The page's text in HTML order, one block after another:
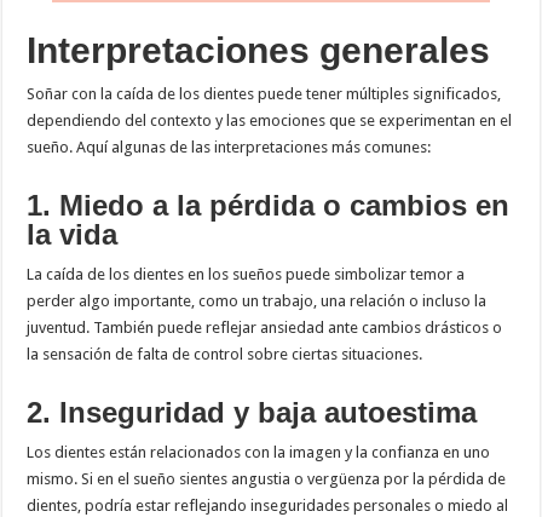
Interpretaciones generales
Soñar con la caída de los dientes puede tener múltiples significados,
dependiendo del contexto y las emociones que se experimentan en el
sueño. Aquí algunas de las interpretaciones más comunes:
1. Miedo a la pérdida o cambios en
la vida
La caída de los dientes en los sueños puede simbolizar temor a
perder algo importante, como un trabajo, una relación o incluso la
juventud. También puede reflejar ansiedad ante cambios drásticos o
la sensación de falta de control sobre ciertas situaciones.
2. Inseguridad y baja autoestima
Los dientes están relacionados con la imagen y la confianza en uno
mismo. Si en el sueño sientes angustia o vergüenza por la pérdida de
dientes, podría estar reflejando inseguridades personales o miedo al